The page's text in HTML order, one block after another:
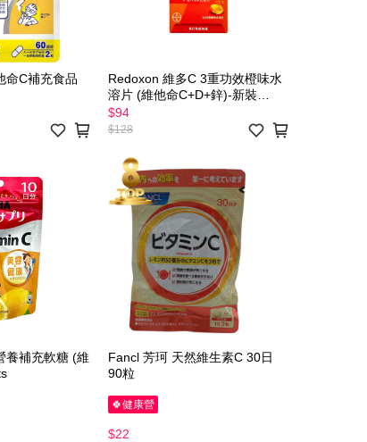
命C補充食品
Redoxon 維多C 3重功效橙味水
溶片 (維他命C+D+鋅)-新裝
30tabs
$128
$94
養補充軟糖 (維
Fancl 芳珂 天然維生素C 30日
90粒
🍀健康營
$22